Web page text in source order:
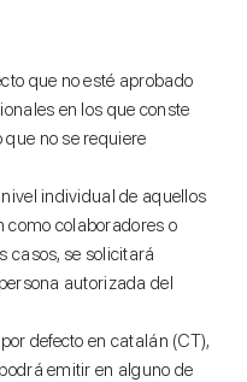
que no esté aprobado
en los que conste
no se requiere
individual de aquellos
como colaboradores o
casos, se solicitará
autorizada del
defecto en catalán (CT),
emitir en alguno de